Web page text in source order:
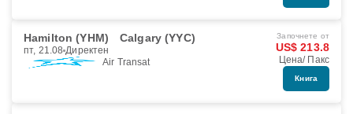
Hamilton (YHM) Calgary (YYC)
пт, 21.08 Директен
Air Transat
Започнете от
US$ 213.8
Цена/ Пакс
Книга